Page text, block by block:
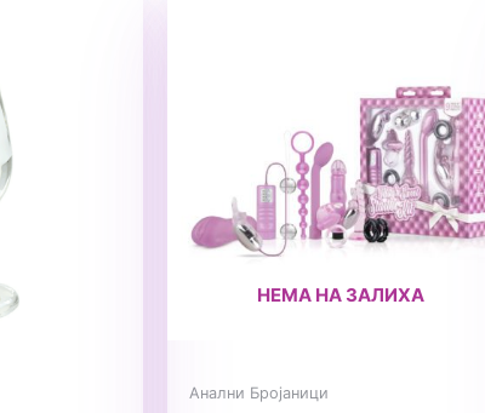
НЕМА НА ЗАЛИХА
Анални Бројаници